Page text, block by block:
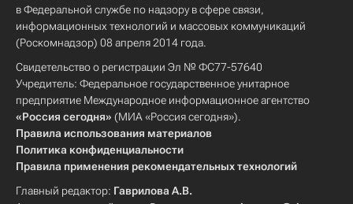
в Федеральной службе по надзору в сфере связи,
информационных технологий и массовых коммуникаций
(Роскомнадзор) 08 апреля 2014 года.
Свидетельство о регистрации Эл № ФС77-57640
Учредитель: Федеральное государственное унитарное
предприятие Международное информационное агентство
«Россия сегодня» (МИА «Россия сегодня»).
Правила использования материалов
Политика конфиденциальности
Правила применения рекомендательных технологий
Главный редактор: Гаврилова А.В.